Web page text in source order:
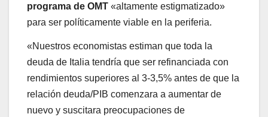
programa de OMT «altamente estigmatizado»
para ser políticamente viable en la periferia.
«Nuestros economistas estiman que toda la
deuda de Italia tendría que ser refinanciada con
rendimientos superiores al 3-3,5% antes de que la
relación deuda/PIB comenzara a aumentar de
nuevo y suscitara preocupaciones de